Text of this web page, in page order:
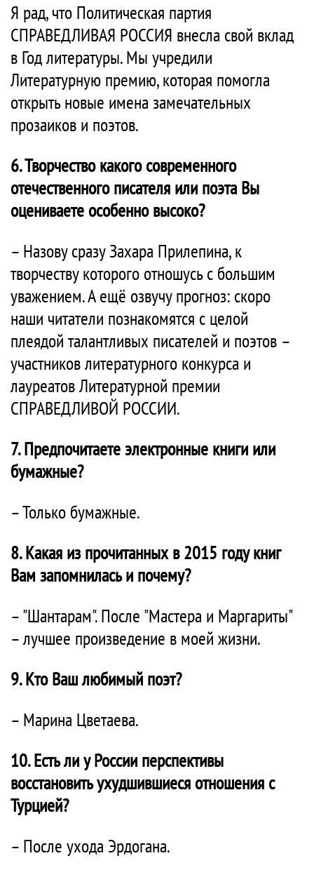
Я рад, что Политическая партия
СПРАВЕДЛИВАЯ РОССИЯ внесла свой вклад
в Год литературы. Мы учредили
Литературную премию, которая помогла
открыть новые имена замечательных
прозаиков и поэтов.
6. Творчество какого современного
отечественного писателя или поэта Вы
оцениваете особенно высоко?
– Назову сразу Захара Прилепина, к
творчеству которого отношусь с большим
уважением. А ещё озвучу прогноз: скоро
наши читатели познакомятся с целой
плеядой талантливых писателей и поэтов –
участников литературного конкурса и
лауреатов Литературной премии
СПРАВЕДЛИВОЙ РОССИИ.
7. Предпочитаете электронные книги или
бумажные?
– Только бумажные.
8. Какая из прочитанных в 2015 году книг
Вам запомнилась и почему?
– "Шантарам". После "Мастера и Маргариты"
– лучшее произведение в моей жизни.
9. Кто Ваш любимый поэт?
– Марина Цветаева.
10. Есть ли у России перспективы
восстановить ухудшившиеся отношения с
Турцией?
– После ухода Эрдогана.